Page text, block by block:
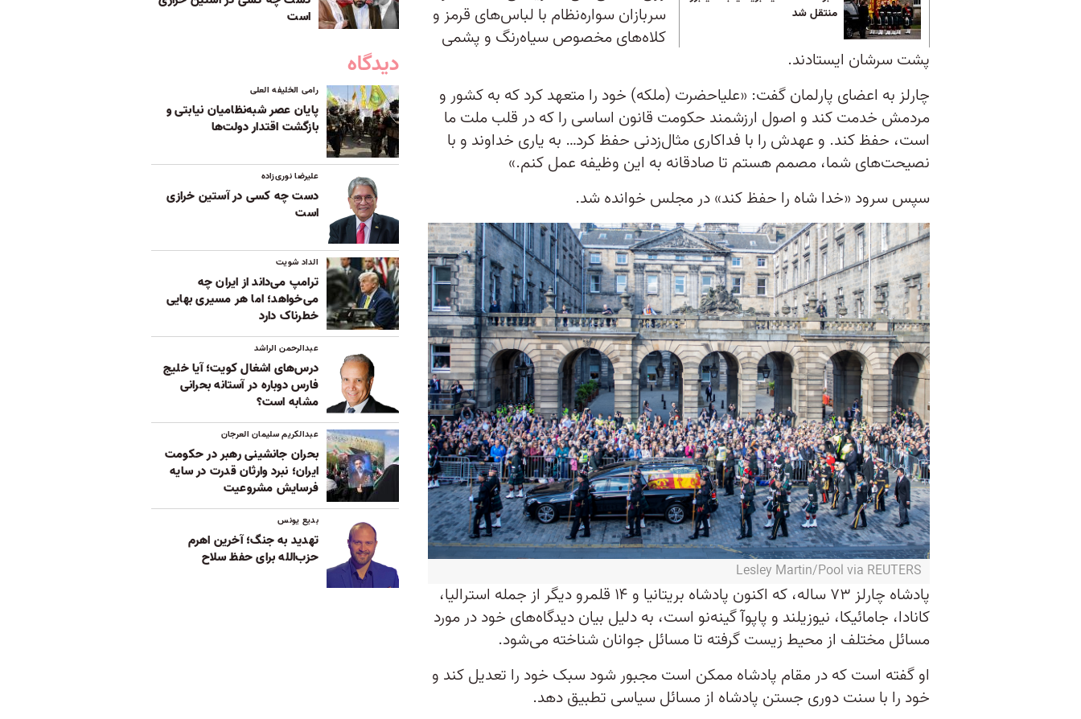
منتقل شد
سربازان سواره‌نظام با لباس‌های قرمز و
کلاه‌های مخصوص سیاه‌رنگ و پشمی
پشت سرشان ایستادند.
چارلز به اعضای پارلمان گفت‌: «علیاحضرت (ملکه) خود را متعهد کرد که به کشور و
مردمش خدمت کند و اصول ارزشمند حکومت قانون اساسی را که در قلب ملت ما
است، حفظ کند. و عهدش را با فداکاری مثال‌زدنی حفظ کرد… به یاری خداوند و با
نصیحت‌های شما، مصمم هستم تا صادقانه به این وظیفه عمل کنم.»
سپس سرود «خدا شاه را حفظ کند» در مجلس خوانده شد.
Lesley Martin/Pool via REUTERS
پادشاه چارلز ۷۳ ساله، که اکنون پادشاه بریتانیا و ۱۴ قلمرو دیگر از جمله استرالیا،
کانادا، جامائیکا، نیوزیلند و پاپوآ گینه‌نو است، به دلیل بیان دیدگاه‌های خود در مورد
مسائل مختلف از محیط زیست گرفته تا مسائل جوانان شناخته‌ می‌شود.
او گفته است که در مقام پادشاه ممکن است مجبور شود سبک خود را تعدیل کند و
خود را با سنت دوری جستن پادشاه از مسائل سیاسی تطبيق دهد.
است
دیدگاه
رامی الخلیفه العلی
پایان عصر شبه‌نظامیان نیابتی و
بازگشت اقتدار دولت‌ها
علیرضا نوری‌زاده
دست چه کسی در آستین خرازی
است
الداد شویت
ترامپ می‌داند از ایران چه
می‌خواهد؛ اما هر مسیری بهایی
خطرناک دارد
عبدالرحمن الراشد
درس‌های اشغال کویت؛ آیا خلیج
فارس دوباره در آستانه بحرانی
مشابه است؟
عبدالکریم سلیمان العرجان
بحران جانشینی رهبر در حکومت
ایران؛ نبرد وارثان قدرت در سایه
فرسایش مشروعیت
بدیع یونس
تهدید به جنگ؛ آخرین اهرم
حزب‌الله برای حفظ سلاح